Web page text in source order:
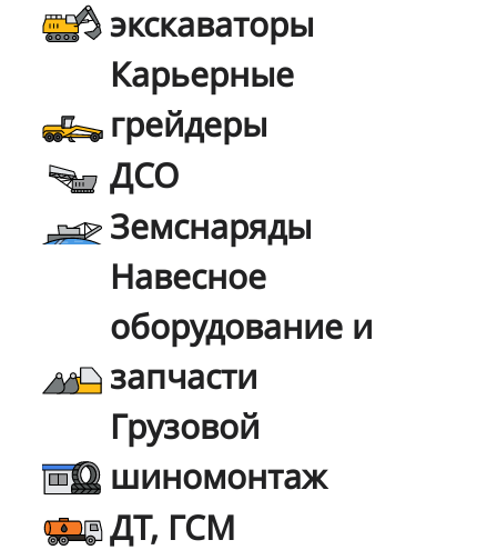
экскаваторы
Карьерные
грейдеры
ДСО
Земснаряды
Навесное
оборудование и
запчасти
Грузовой
шиномонтаж
ДТ, ГСМ